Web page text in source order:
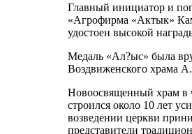
Главный инициатор и
«Агрофирма «Актык»
удостоен высокой
Медаль «Ал?ыс» была
Воздвиженского храма
Новоосвященный храм в
строился около 10 лет
возведении церкви
представители